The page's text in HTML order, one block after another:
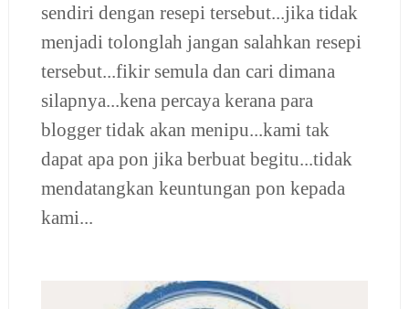
sendiri dengan resepi tersebut...jika tidak
menjadi tolonglah jangan salahkan resepi
tersebut...fikir semula dan cari dimana
silapnya...kena percaya kerana para
blogger tidak akan menipu...kami tak
dapat apa pon jika berbuat begitu...tidak
mendatangkan keuntungan pon kepada
kami...